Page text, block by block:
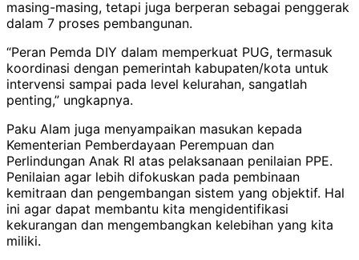
masing-masing, tetapi juga berperan sebagai penggerak
dalam 7 proses pembangunan.
“Peran Pemda DIY dalam memperkuat PUG, termasuk
koordinasi dengan pemerintah kabupaten/kota untuk
intervensi sampai pada level kelurahan, sangatlah
penting,” ungkapnya.
Paku Alam juga menyampaikan masukan kepada
Kementerian Pemberdayaan Perempuan dan
Perlindungan Anak RI atas pelaksanaan penilaian PPE.
Penilaian agar lebih difokuskan pada pembinaan
kemitraan dan pengembangan sistem yang objektif. Hal
ini agar dapat membantu kita mengidentifikasi
kekurangan dan mengembangkan kelebihan yang kita
miliki.